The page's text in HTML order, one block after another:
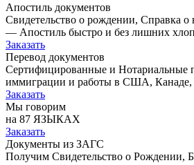
Апостиль документов
Свидетельство о рождении, Справка
— Апостиль быстро и без лишних
Заказать
Перевод документов
Сертифицированные и Нотариальные
иммиграции и работы в США, Канаде,
Заказать
Мы говорим
на 87 ЯЗЫКАХ
Заказать
Документы из ЗАГС
Получим Свидетельство о Рождении,